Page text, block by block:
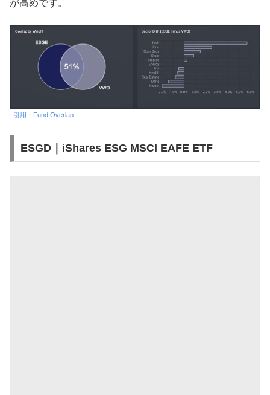
が高めです。
引用：Fund Overlap
ESGD｜iShares ESG MSCI EAFE ETF